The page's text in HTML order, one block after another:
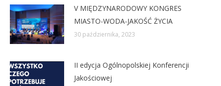
V MIĘDZYNARODOWY KONGRES
MIASTO-WODA-JAKOŚĆ ŻYCIA
30 października, 2023
II edycja Ogólnopolskiej Konferencji
Jakościowej